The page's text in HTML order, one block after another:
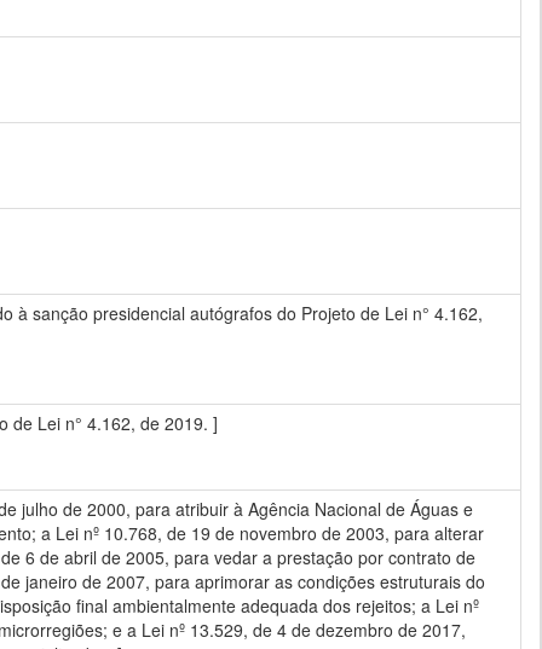
à sanção presidencial autógrafos do Projeto de Lei n° 4.162,
de Lei n° 4.162, de 2019. ]
julho de 2000, para atribuir à Agência Nacional de Águas e
a Lei nº 10.768, de 19 de novembro de 2003, para alterar
6 de abril de 2005, para vedar a prestação por contrato de
janeiro de 2007, para aprimorar as condições estruturais do
final ambientalmente adequada dos rejeitos; a Lei nº
e a Lei nº 13.529, de 4 de dezembro de 2017,